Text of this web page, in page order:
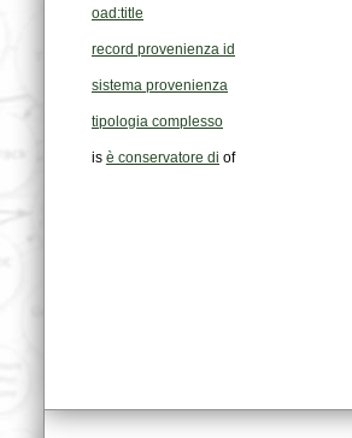
oad:title
record provenienza id
sistema provenienza
tipologia complesso
is è conservatore di of